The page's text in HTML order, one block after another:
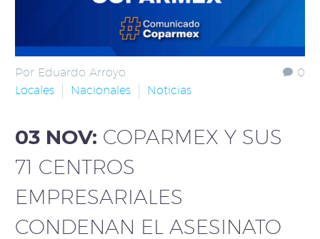
0
Por Eduardo Arroyo
Locales
Nacionales Noticias
03 NOV: COPARMEX Y SUS
71 CENTROS
EMPRESARIALES
CONDENAN EL ASESINATO